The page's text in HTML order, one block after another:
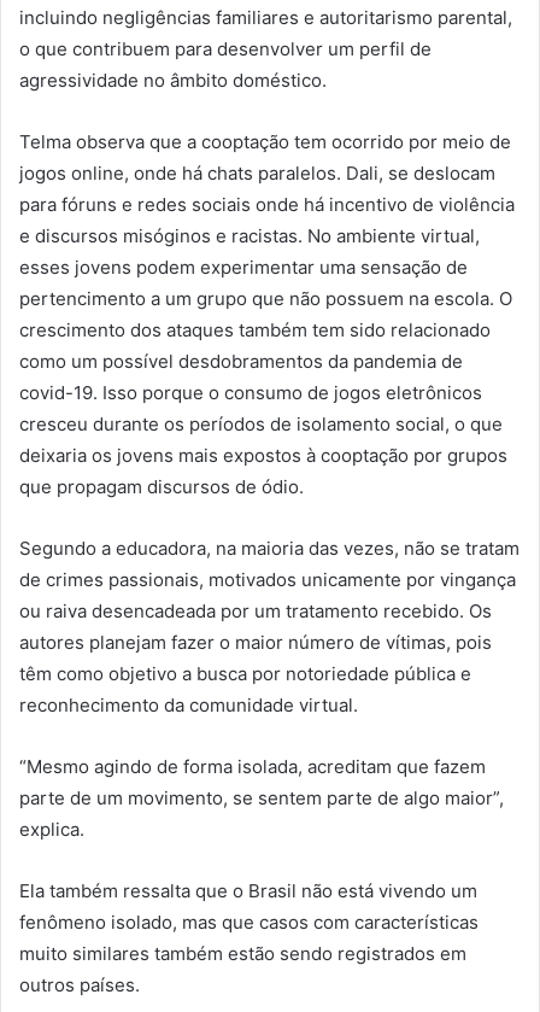
incluindo negligências familiares e autoritarismo parental,
o que contribuem para desenvolver um perfil de
agressividade no âmbito doméstico.
Telma observa que a cooptação tem ocorrido por meio de
jogos online, onde há chats paralelos. Dali, se deslocam
para fóruns e redes sociais onde há incentivo de violência
e discursos misóginos e racistas. No ambiente virtual,
esses jovens podem experimentar uma sensação de
pertencimento a um grupo que não possuem na escola. O
crescimento dos ataques também tem sido relacionado
como um possível desdobramentos da pandemia de
covid-19. Isso porque o consumo de jogos eletrônicos
cresceu durante os períodos de isolamento social, o que
deixaria os jovens mais expostos à cooptação por grupos
que propagam discursos de ódio.
Segundo a educadora, na maioria das vezes, não se tratam
de crimes passionais, motivados unicamente por vingança
ou raiva desencadeada por um tratamento recebido. Os
autores planejam fazer o maior número de vítimas, pois
têm como objetivo a busca por notoriedade pública e
reconhecimento da comunidade virtual.
“Mesmo agindo de forma isolada, acreditam que fazem
parte de um movimento, se sentem parte de algo maior”,
explica.
Ela também ressalta que o Brasil não está vivendo um
fenômeno isolado, mas que casos com características
muito similares também estão sendo registrados em
outros países.